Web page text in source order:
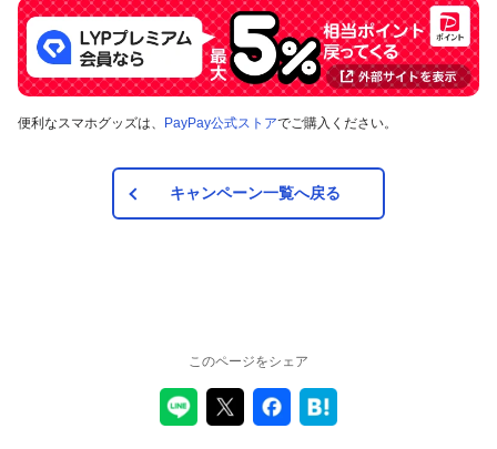
便利なスマホグッズは、 PayPay公式ストアでご購入ください。
キャンペーン一覧へ戻る
このページをシェア